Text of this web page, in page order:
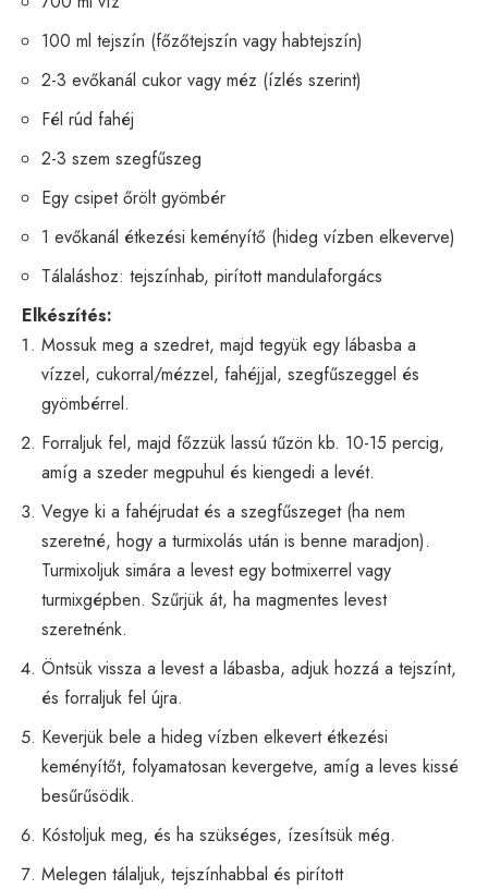
100 ml tejszín (főzőtejszín vagy habtejszín)
2-3 evőkanál cukor vagy méz (ízlés szerint)
Fél rúd fahéj
2-3 szem szegfűszeg
Egy csipet őrölt gyömbér
1 evőkanál étkezési keményítő (hideg vízben elkeverve)
Tálaláshoz: tejszínhab, pirított mandulaforgács
Elkészítés:
Mossuk meg a szedret, majd tegyük egy lábasba a
vízzel, cukorral/mézzel, fahéjjal, szegfűszeggel és
gyömbérrel.
Forraljuk fel, majd főzzük lassú tűzön kb. 10-15 percig,
amíg a szeder megpuhul és kiengedi a levét.
Vegye ki a fahéjrudat és a szegfűszeget (ha nem
szeretné, hogy a turmixolás után is benne maradjon).
Turmixoljuk simára a levest egy botmixerrel vagy
turmixgépben. Szűrjük át, ha magmentes levest
szeretnénk.
Öntsük vissza a levest a lábasba, adjuk hozzá a tejszínt,
és forraljuk fel újra.
Keverjük bele a hideg vízben elkevert étkezési
keményítőt, folyamatosan kevergetve, amíg a leves kissé
besűrűsödik.
Kóstoljuk meg, és ha szükséges, ízesítsük még.
Melegen tálaljuk, tejszínhabbal és pirított